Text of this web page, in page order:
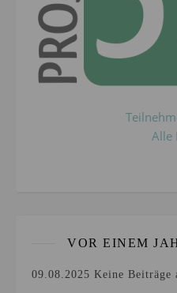
Alle
VOR EINEM
09.08.2025 Keine Beiträge